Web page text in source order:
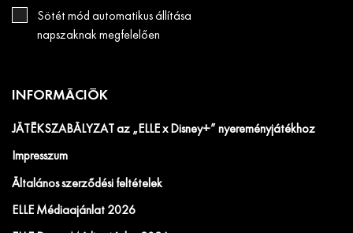
Sötét mód automatikus állítása
napszaknak megfelelően
INFORMÁCIÓK
JÁTÉKSZABÁLYZAT az „ELLE x Disney+” nyereményjátékhoz
Impresszum
Általános szerződési feltételek
ELLE Médiaajánlat 2026